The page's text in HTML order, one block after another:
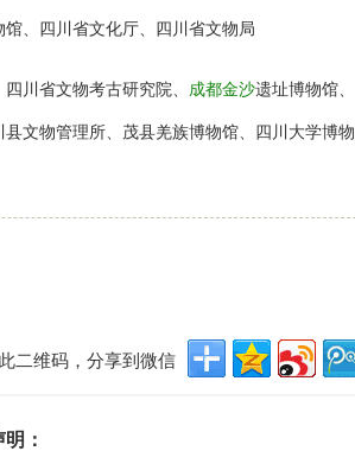
、四川省文化厅、四川省文物局
川省文物考古研究院、 成都金沙遗址博物馆
文物管理所、茂县羌族博物馆、四川大学博
二维码，分享到微信
：